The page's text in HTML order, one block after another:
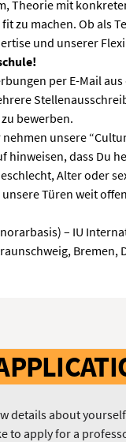
Theorie mit
zu machen. Ob als
und unserer
per E-Mail
bewerben.
nehmen unsere
hinweisen, dass Du
Alter oder
Türen weit
– IU
Bremen,
details about
to apply for a